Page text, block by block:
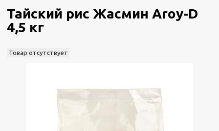
Тайский рис Жасмин Aroy-D
4,5 кг
Товар отсутствует